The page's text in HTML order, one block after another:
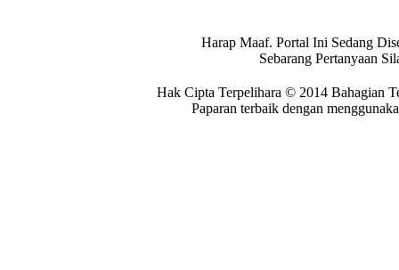
Harap Maaf. Portal Ini Sedang
Sebarang Pertanyaan
Hak Cipta Terpelihara © 2014 Bahagian
Paparan terbaik dengan